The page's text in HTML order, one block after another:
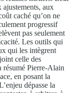
aux
caché qu’on ne
progressif
pas seulement
Les outils qui
qui les intègrent
celle des
résumé Pierre-Alain
en posant la
dépasse la